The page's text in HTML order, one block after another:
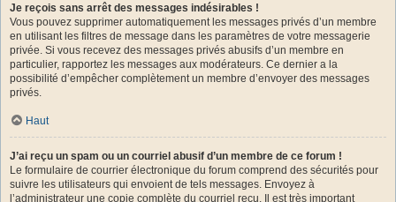
Je reçois sans arrêt des messages indésirables !
Vous pouvez supprimer automatiquement les messages privés d’un membre
en utilisant les filtres de message dans les paramètres de votre messagerie
privée. Si vous recevez des messages privés abusifs d’un membre en
particulier, rapportez les messages aux modérateurs. Ce dernier a la
possibilité d’empêcher complètement un membre d’envoyer des messages
privés.
Haut
J’ai reçu un spam ou un courriel abusif d’un membre de ce forum !
Le formulaire de courrier électronique du forum comprend des sécurités pour
suivre les utilisateurs qui envoient de tels messages. Envoyez à
l’administrateur une copie complète du courriel reçu. Il est très important